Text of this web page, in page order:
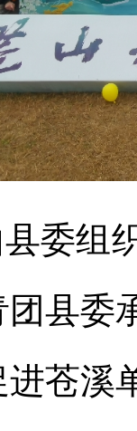
委组
县委
苍溪